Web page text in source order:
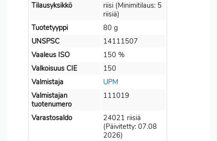
Tilausyksikkö
riisi (Minimitilaus: 5
riisiä)
Tuotetyyppi
80 g
UNSPSC
14111507
Vaaleus ISO
150 %
Valkoisuus CIE
150
Valmistaja
UPM
Valmistajan
tuotenumero
111019
Varastosaldo
24021 riisiä
(Päivitetty: 07.08
2026)